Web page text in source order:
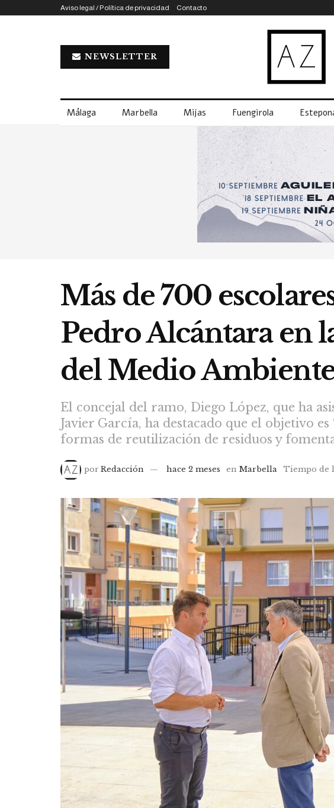
Aviso legal / Política de privacidad Contacto
NEWSLETTER
Málaga Marbella Mijas Fuengirola
Más de 700
Pedro Alcántara en
del Medio
El concejal del ramo, Diego López, que ha
Javier García, ha destacado que el objetivo
formas de reutilización de residuos y
por Redacción hace 2 meses en Marbella Tiempo de